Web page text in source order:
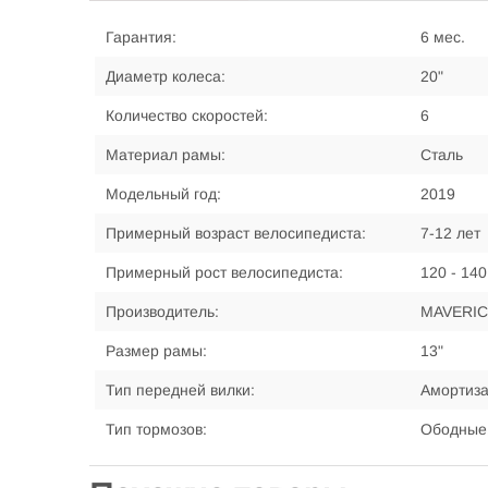
Гарантия: 6 мес.
Диаметр колеса: 20"
Количество скоростей: 6
Материал рамы: Сталь
Модельный год: 2019
Примерный возраст велосипедиста: 7-12 лет
Примерный рост велосипедиста: 120 -
Производитель:
Размер рамы: 13"
Тип передней вилки:
Тип тормозов: